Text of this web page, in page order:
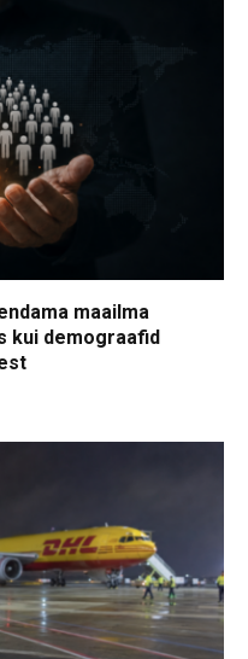
maailma
kui demograafid